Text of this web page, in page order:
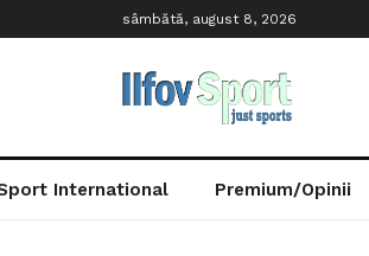
sâmbătă, august 8, 2026
International Premium/Opinii